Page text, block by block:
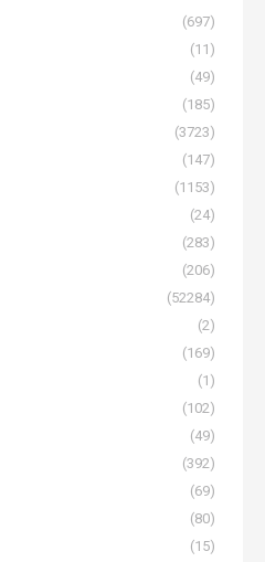
(697)
(11)
(49)
(185)
(3723)
(147)
(1153)
(24)
(283)
(206)
(52284)
(2)
(169)
(1)
(102)
(49)
(392)
(69)
(80)
(15)